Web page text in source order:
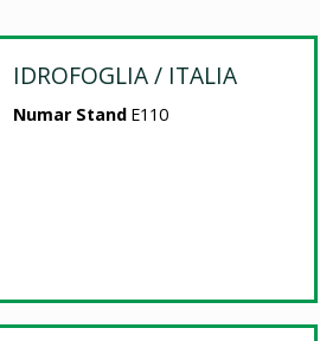
IDROFOGLIA / ITALIA
Numar Stand E110